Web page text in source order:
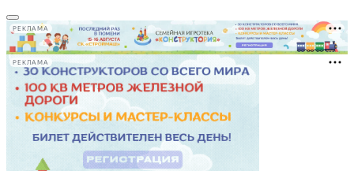
РЕКЛАМА
РЕКЛАМА